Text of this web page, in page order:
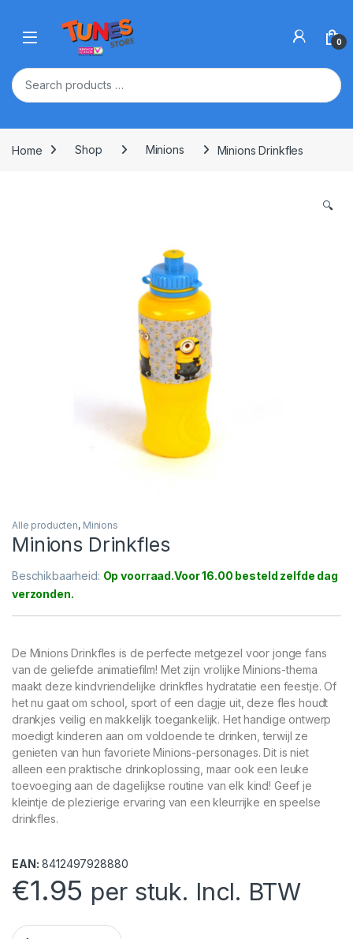
Open 0
Home Shop Minions Minions Drinkfles
🔍
Alle producten, Minions
Minions Drinkfles
Beschikbaarheid: Op voorraad
De Minions Drinkfles is de perfecte metgezel voor jonge fans
van de geliefde animatiefilm! Met zijn vrolijke Minions-thema
maakt deze kindvriendelijke drinkfles hydratatie een feestje. Of
het nu gaat om school, sport of een dagje uit, deze fles houdt
drankjes veilig en makkelijk toegankelijk. Het handige ontwerp
moedigt kinderen aan om voldoende te drinken, terwijl ze
genieten van hun favoriete Minions-personages. Dit is niet
alleen een praktische drinkoplossing, maar ook een leuke
toevoeging aan de dagelijkse routine van elk kind! Geef je
kleintje de plezierige ervaring van een kleurrijke en speelse
drinkfles.
EAN: 8412497928880
€1.95 per stuk. Incl. BTW
Minions Drinkfles quantity